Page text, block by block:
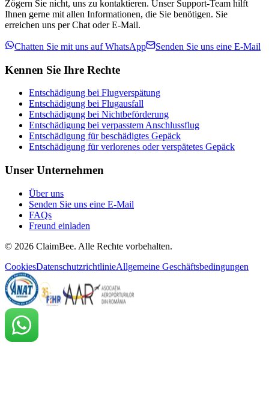
Zögern Sie nicht, uns zu kontaktieren. Unser Support-Team hilft
Ihnen gerne mit allen Informationen, die Sie benötigen. Sie
erreichen uns per Chat oder E-Mail.
Chatten Sie mit uns auf WhatsApp Senden Sie uns eine E-Mail
Kennen Sie Ihre Rechte
Entschädigung bei Flugverspätung
Entschädigung bei Flugausfall
Entschädigung bei Nichtbeförderung
Entschädigung bei verpasstem Anschlussflug
Entschädigung für beschädigtes Gepäck
Entschädigung für verlorenes oder verspätetes Gepäck
Unser Unternehmen
Über uns
Senden Sie uns eine E-Mail
FAQs
Freund einladen
© 2026 ClaimBee. Alle Rechte vorbehalten.
CookiesDatenschutzrichtlinieAllgemeine Geschäftsbedingungen